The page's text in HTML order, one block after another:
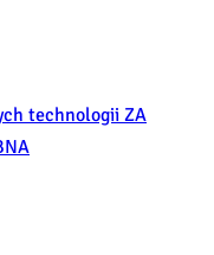
technologii ZA